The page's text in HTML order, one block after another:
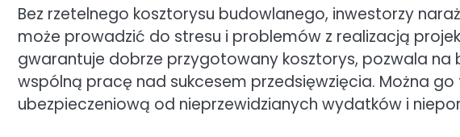
Bez rzetelnego kosztorysu budowlanego, inwestorzy
może prowadzić do stresu i problemów z realizacją
gwarantuje dobrze przygotowany kosztorys, pozwala na
wspólną pracę nad sukcesem przedsięwzięcia. Można
ubezpieczeniową od nieprzewidzianych wydatków i